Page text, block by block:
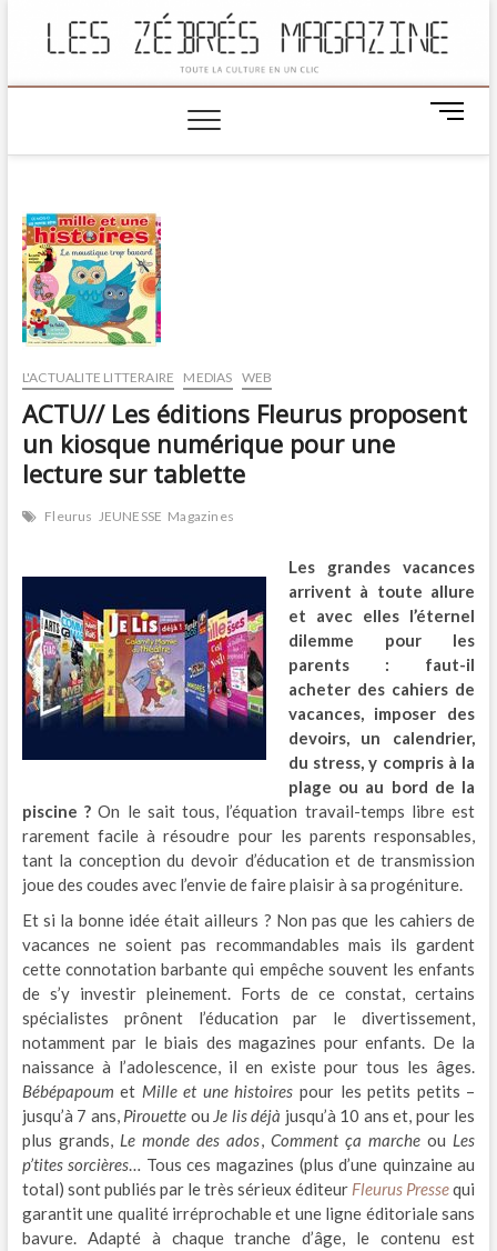
M
n
L'ACTUALITE LITTERAIRE MEDIAS WEB
ACTU// Les éditions Fleurus proposent
un kiosque numérique pour une
lecture sur tablette
Fleurus JEUNESSE Magazines
Les grandes vacances
arrivent à toute allure
et avec elles l’éternel
dilemme pour les
parents : faut-il
acheter des cahiers de
vacances, imposer des
devoirs, un calendrier,
du stress, y compris à la
plage ou au bord de la
piscine ?On le sait tous, l’équation travail-temps libre est
rarement facile à résoudre pour les parents responsables,
tant la conception du devoir d’éducation et de transmission
joue des coudes avec l’envie de faire plaisir à sa progéniture.
Et si la bonne idée était ailleurs ? Non pas que les cahiers de
vacances ne soient pas recommandables mais ils gardent
cette connotation barbante qui empêche souvent les enfants
de s’y investir pleinement. Forts de ce constat, certains
spécialistes prônent l’éducation par le divertissement,
notamment par le biais des magazines pour enfants. De la
naissance à l’adolescence, il en existe pour tous les âges.
Bébépapoum et Mille et une histoires pour les petits petits –
jusqu’à 7 ans, Pirouette ou Je lis déjà jusqu’à 10 ans et, pour les
plus grands, Le monde des ados, Comment ça marcheou Les
p’tites sorcières… Tous ces magazines (plus d’une quinzaine au
total) sont publiés par le très sérieux éditeur Fleurus Pressequi
garantit une qualité irréprochable et une ligne éditoriale sans
bavure. Adapté à chaque tranche d’âge, le contenu est